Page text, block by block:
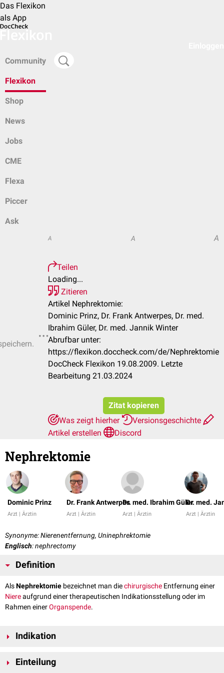
Das Flexikon
als App
Community
Flexikon
Shop
News
Jobs
CME
Flexa
Piccer
Ask
A A A
Teilen
Loading...
Zitieren
Artikel Nephrektomie:
Dominic Prinz, Dr. Frank Antwerpes, Dr. med.
Ibrahim Güler, Dr. med. Jannik Winter
Abrufbar unter:
https://flexikon.doccheck.com/de/Nephrektomie
DocCheck Flexikon 19.08.2009. Letzte
Bearbeitung 21.03.2024
Zitat kopieren
Was zeigt hierher
Versionsgeschichte
Artikel erstellen
Discord
Nephrektomie
Dominic Prinz
Arzt | Ärztin
Dr. Frank Antwerpes
Arzt | Ärztin
Dr. med. Ibrahim Güler
Arzt | Ärztin
Dr. med.
Arzt | Ärztin
Synonyme: Nierenentfernung, Uninephrektomie
Englisch: nephrectomy
Definition
AlsNephrektomie bezeichnet man diechirurgische Entfernung einer
Niereaufgrund einer therapeutischen Indikationsstellung oder im
Rahmen einerOrganspende.
Indikation
Niereninfarkt
Einteilung